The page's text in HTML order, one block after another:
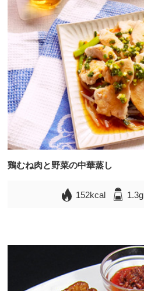
鶏むね肉と野菜の中華蒸し
152kcal 1.3g